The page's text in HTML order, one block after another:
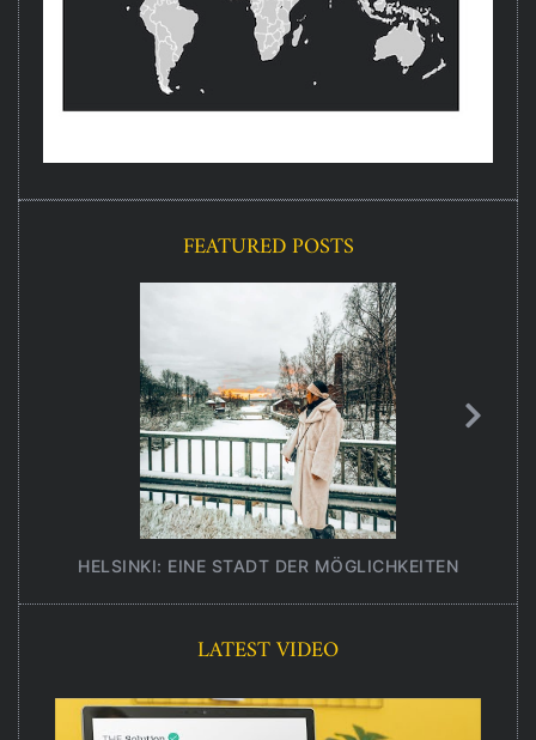
FEATURED POSTS
HELSINKI: EINE STADT DER MÖGLICHKEITEN
LATEST VIDEO